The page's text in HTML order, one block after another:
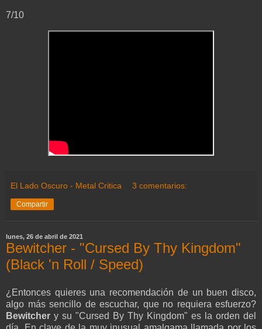
7/10
El Lado Oscuro - Metal Critica 3 comentarios:
Compartir
lunes, 26 de abril de 2021
Bewitcher - "Cursed By Thy Kingdom"
(Black 'n Roll / Speed)
¿Entonces quieres una recomendación de un buen disco,
algo más sencillo de escuchar, que no requiera esfuerzo?
Bewitcher y su "Cursed By Thy Kingdom" es la orden del